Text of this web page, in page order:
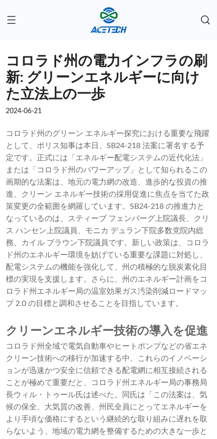
コロラド州の電力インフラの刷
新: グリーンエネルギーに向け
た立法上の一歩
2024-06-21
コロラド州のグリーン エネルギー探究における重要な飛躍
として、ポリス知事は本日、SB24-218 法案に署名する予
定です。正式には「エネルギー配電システムの近代化法」
または「コロラド州のパワーアップ」として知られるこの
画期的な法案は、地元の電力網の改造、進歩的な投資の推
進、クリーン エネルギー技術の採用促進に焦点を当てた政
策変更の全範囲を網羅しています。SB24-218 の推進力と
なっているのは、スティーブ フェンバーグ上院議長、クリ
ス ハンセン上院議員、モニカ デュラン下院多数党院内総
務、カイル ブラウン下院議員です。新しい政策は、コロラ
ド州のエネルギー環境を妨げている重要な課題に対処し、
配電システムの機能を強化して、州の積極的な脱炭素化目
標の実現を支援します。さらに、州のエネルギー計画をコ
ロラド州エネルギー局の温室効果ガス汚染削減ロードマッ
プ 2.0 の目標と調和させることを目指しています。
クリーンエネルギー技術の導入を促進
コロラド州全域で電気自動車やヒートポンプなどの省エネ
クリーン技術への移行が加速する中、これらのイノベーシ
ョンが迅速かつ安全に信頼できる配電網に相互接続される
ことが極めて重要だと、コロラド州エネルギー局の事務局
長ウィル・トゥール氏は述べた。同氏は「この法案は、気
候の保全、大気質の改善、州民全員にとってエネルギーを
より手頃な価格にするという継続的な取り組みに遅れを取
らないよう、地域の電力網を整備するための大きな一歩と